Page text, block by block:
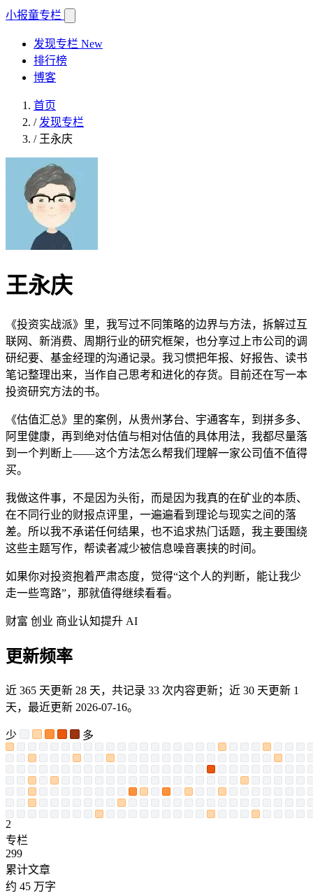
小报童专栏
发现专栏 New
排行榜
博客
首页
/ 发现专栏
/ 王永庆
王永庆
《投资实战派》里，我写过不同策略的边界与方法，拆解过互
联网、新消费、周期行业的研究框架，也分享过上市公司的调
研纪要、基金经理的沟通记录。我习惯把年报、好报告、读书
笔记整理出来，当作自己思考和进化的存货。目前还在写一本
投资研究方法的书。
《估值汇总》里的案例，从贵州茅台、宇通客车，到拼多多、
阿里健康，再到绝对估值与相对估值的具体用法，我都尽量落
到一个判断上——这个方法怎么帮我们理解一家公司值不值得
买。
我做这件事，不是因为头衔，而是因为我真的在矿业的本质、
在不同行业的财报点评里，一遍遍看到理论与现实之间的落
差。所以我不承诺任何结果，也不追求热门话题，我主要围绕
这些主题写作，帮读者减少被信息噪音裹挟的时间。
如果你对投资抱着严肃态度，觉得“这个人的判断，能让我少
走一些弯路”，那就值得继续看看。
财富 创业 商业认知提升 AI
更新频率
近 365 天更新 28 天，共记录 33 次内容更新；近 30 天更新 1
天，最近更新 2026-07-16。
少 多
2
专栏
299
累计文章
约 45 万字